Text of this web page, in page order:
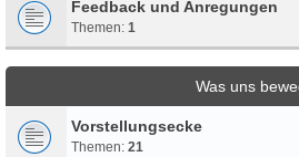
Feedback und Anregungen
Themen: 1
Was uns
Vorstellungsecke
Themen: 21